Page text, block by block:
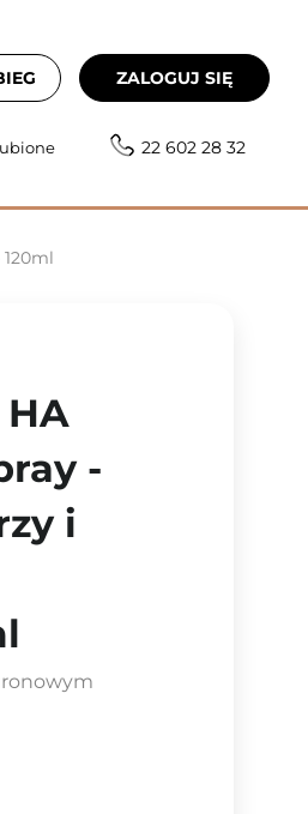
ZALOGUJ SIĘ
22 602 28 32
-
i